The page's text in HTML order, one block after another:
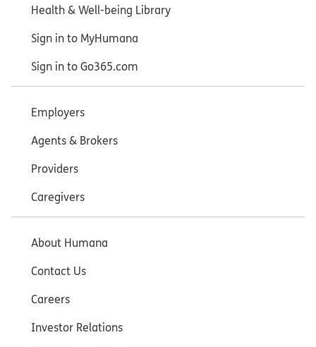
Health & Well-being Library
Sign in to MyHumana
Sign in to Go365.com
Employers
Agents & Brokers
Providers
Caregivers
About Humana
Contact Us
Careers
Investor Relations